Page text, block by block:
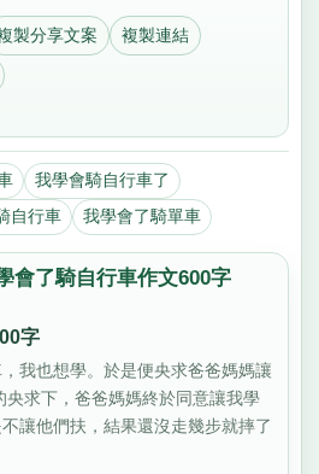
製分享文案 複製連結
我學會騎自行車了
自行車 我學會了騎單車
會了騎自行車作文600字
字
我也想學。於是便央求爸爸媽媽讓
央求下，爸爸媽媽終於同意讓我學
讓他們扶，結果還沒走幾步就摔了